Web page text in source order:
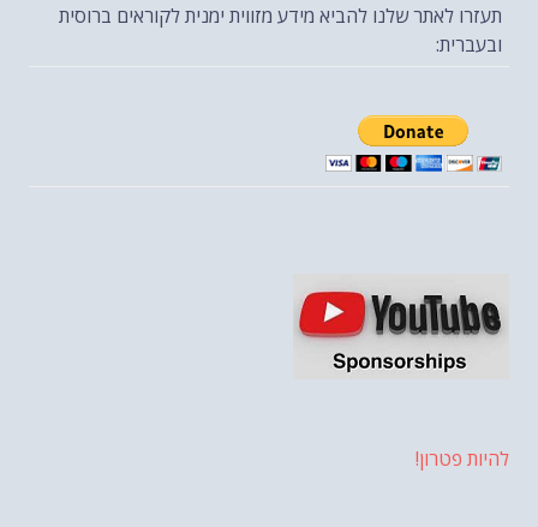
תעזרו לאתר שלנו להביא מידע מזווית ימנית לקוראים ברוסית
ובעברית:
להיות פטרון!